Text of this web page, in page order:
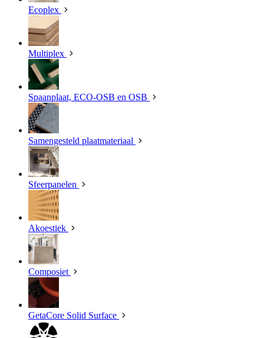
Ecoplex
Multiplex
Spaanplaat, ECO-OSB en OSB
Samengesteld plaatmateriaal
Sfeerpanelen
Akoestiek
Composiet
GetaCore Solid Surface